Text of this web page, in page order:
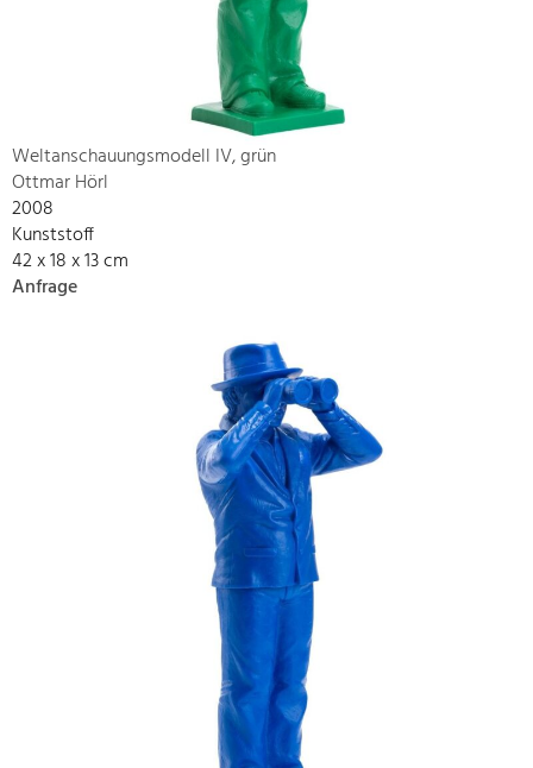
Weltanschauungsmodell IV, grün
Ottmar Hörl
2008
Kunststoff
42 x 18 x 13 cm
Anfrage